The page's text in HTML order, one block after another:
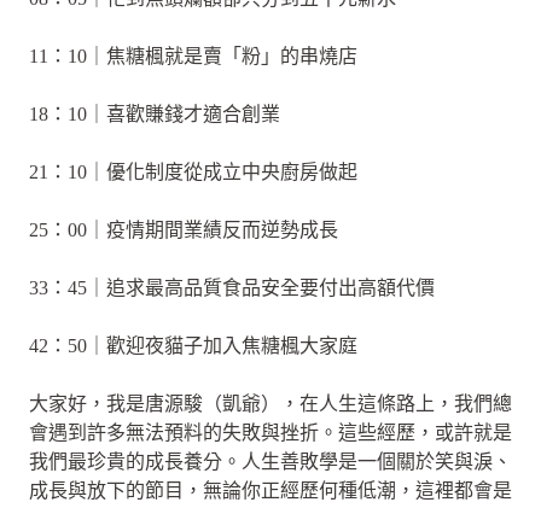
11：10｜焦糖楓就是賣「粉」的串燒店
18：10｜喜歡賺錢才適合創業
21：10｜優化制度從成立中央廚房做起
25：00｜疫情期間業績反而逆勢成長
33：45｜追求最高品質食品安全要付出高額代價
42：50｜歡迎夜貓子加入焦糖楓大家庭
大家好，我是唐源駿（凱爺），在人生這條路上，我們總
會遇到許多無法預料的失敗與挫折。這些經歷，或許就是
我們最珍貴的成長養分。人生善敗學是一個關於笑與淚、
成長與放下的節目，無論你正經歷何種低潮，這裡都會是